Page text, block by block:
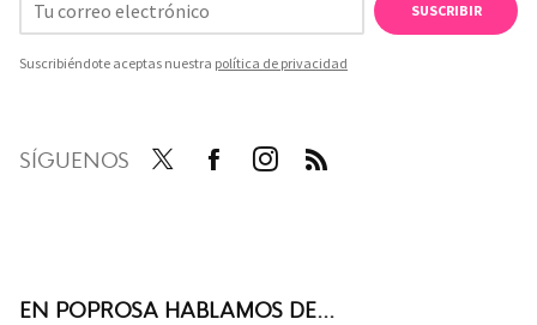
SUSCRIBIR
Suscribiéndote aceptas nuestra política de privacidad
SÍGUENOS
EN POPROSA HABLAMOS DE...